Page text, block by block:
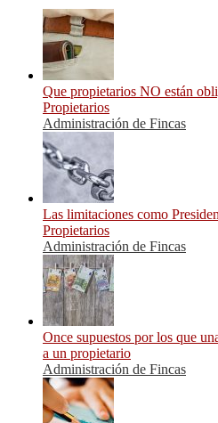
Que propietarios NO están
Propietarios
Administración de Fincas
Las limitaciones como
Propietarios
Administración de Fincas
Once supuestos por los que
a un propietario
Administración de Fincas